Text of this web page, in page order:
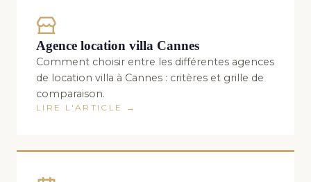
Agence location villa Cannes
Comment choisir entre les différentes agences
de location villa à Cannes : critères et grille de
comparaison.
LIRE L'ARTICLE →